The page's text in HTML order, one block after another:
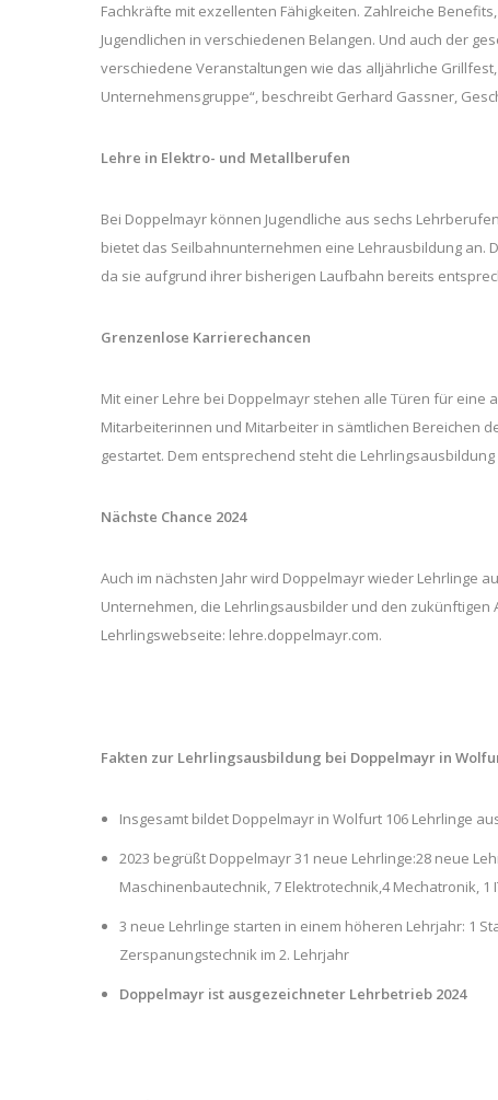
Fachkräfte mit exzellenten Fähigkeiten. Zahlreiche
Jugendlichen in verschiedenen Belangen. Und auch der
verschiedene Veranstaltungen wie das alljährliche
Unternehmensgruppe“, beschreibt Gerhard Gassner,
Lehre in Elektro- und Metallberufen
Bei Doppelmayr können Jugendliche aus sechs
bietet das Seilbahnunternehmen eine Lehrausbildung an.
da sie aufgrund ihrer bisherigen Laufbahn bereits
Grenzenlose Karrierechancen
Mit einer Lehre bei Doppelmayr stehen alle Türen für
Mitarbeiterinnen und Mitarbeiter in sämtlichen Bereichen
gestartet. Dem entsprechend steht die Lehrlingsausbildung
Nächste Chance 2024
Auch im nächsten Jahr wird Doppelmayr wieder Lehrlinge
Unternehmen, die Lehrlingsausbilder und den
Lehrlingswebseite: lehre.doppelmayr.com.
Fakten zur Lehrlingsausbildung bei Doppelmayr in
Insgesamt bildet Doppelmayr in Wolfurt 106 Lehrlinge
2023 begrüßt Doppelmayr 31 neue Lehrlinge:28 neue
Maschinenbautechnik, 7 Elektrotechnik,4 Mechatronik, 1
3 neue Lehrlinge starten in einem höheren Lehrjahr: 1
Zerspanungstechnik im 2. Lehrjahr
Doppelmayr ist ausgezeichneter Lehrbetrieb 2024